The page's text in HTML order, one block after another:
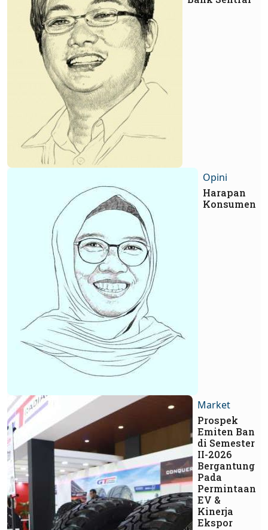
Opini
Harapan
Konsumen
Market
Prospek
Emiten Ban
di Semester
II-2026
Bergantung
Pada
Permintaan
EV &
Kinerja
Ekspor